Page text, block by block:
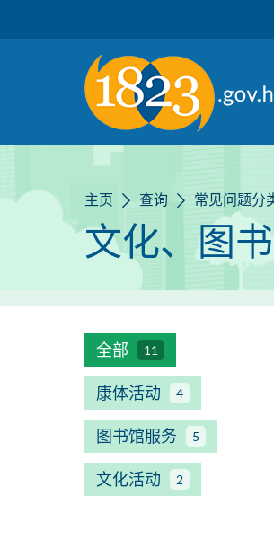
主页 查询 常见问题分
文化、图
全部 11
康体活动 4
图书馆服务 5
文化活动 2